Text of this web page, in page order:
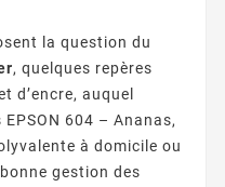
la question du
, quelques repères
d’encre, auquel
604 – Ananas,
à domicile ou
gestion des